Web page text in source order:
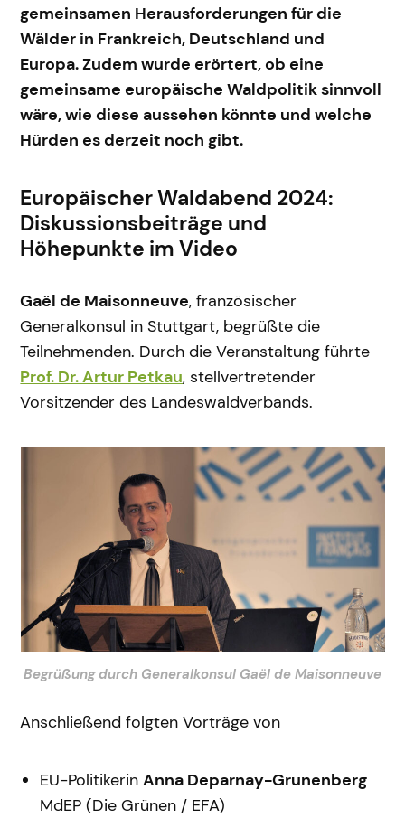
gemeinsamen Herausforderungen für die
Wälder in Frankreich, Deutschland und
Europa. Zudem wurde erörtert, ob eine
gemeinsame europäische Waldpolitik sinnvoll
wäre, wie diese aussehen könnte und welche
Hürden es derzeit noch gibt.
Europäischer Waldabend 2024:
Diskussionsbeiträge und
Höhepunkte im Video
Gaël de Maisonneuve, französischer
Generalkonsul in Stuttgart, begrüßte die
Teilnehmenden. Durch die Veranstaltung führte
Prof. Dr. Artur Petkau, stellvertretender
Vorsitzender des Landeswaldverbands.
Begrüßung durch Generalkonsul Gaël de Maisonneuve
Anschließend folgten Vorträge von
EU-Politikerin Anna Deparnay-Grunenberg
MdEP (Die Grünen / EFA)